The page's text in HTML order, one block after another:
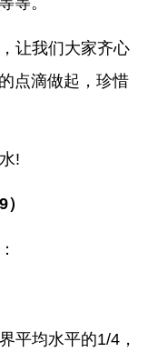
让我们大家齐心
点滴做起，珍惜
!
平均水平的1/4，